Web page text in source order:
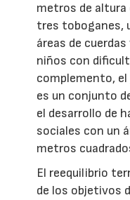
metros de
tres toboganes,
áreas de
niños con
complemento,
es un conjunto
el desarrollo de
sociales con un
metros
El reequilibrio
de los objetivos